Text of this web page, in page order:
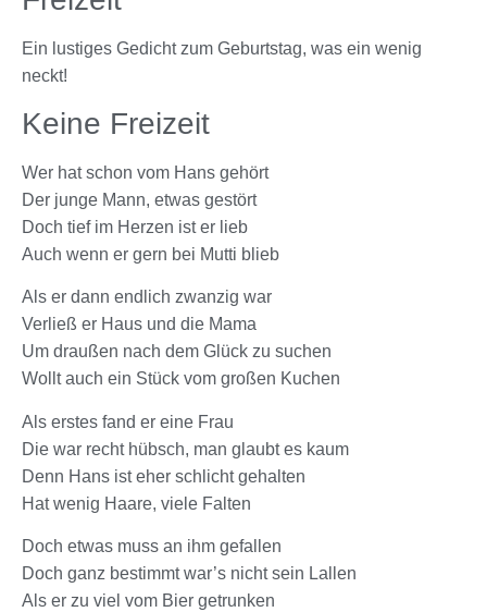
Ein lustiges Gedicht zum Geburtstag, was ein wenig
neckt!
Keine Freizeit
Wer hat schon vom Hans gehört
Der junge Mann, etwas gestört
Doch tief im Herzen ist er lieb
Auch wenn er gern bei Mutti blieb
Als er dann endlich zwanzig war
Verließ er Haus und die Mama
Um draußen nach dem Glück zu suchen
Wollt auch ein Stück vom großen Kuchen
Als erstes fand er eine Frau
Die war recht hübsch, man glaubt es kaum
Denn Hans ist eher schlicht gehalten
Hat wenig Haare, viele Falten
Doch etwas muss an ihm gefallen
Doch ganz bestimmt war’s nicht sein Lallen
Als er zu viel vom Bier getrunken